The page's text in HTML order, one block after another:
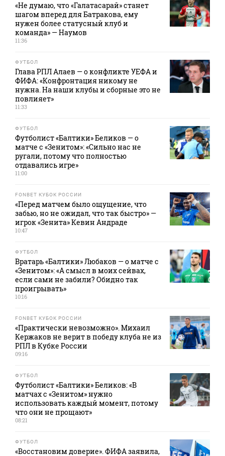
«Не думаю, что «Галатасарай» станет
шагом вперед для Батракова, ему
нужен более статусный клуб и
команда» — Наумов
11:36
ФУТБОЛ
Глава РПЛ Алаев — о конфликте УЕФА и
ФИФА: «Конфронтация никому не
нужна. На наши клубы и сборные это не
повлияет»
11:33
ФУТБОЛ
Футболист «Балтики» Беликов — о
матче с «Зенитом»: «Сильно нас не
ругали, потому что полностью
отдавались игре»
11:00
FONBET КУБОК РОССИИ
«Перед матчем было ощущение, что
забью, но не ожидал, что так быстро» —
игрок «Зенита» Кевин Андраде
10:47
ФУТБОЛ
Вратарь «Балтики» Любаков — о матче с
«Зенитом»: «А смысл в моих сейвах,
если сами не забили? Обидно так
проигрывать»
10:16
FONBET КУБОК РОССИИ
«Практически невозможно». Михаил
Кержаков не верит в победу клуба не из
РПЛ в Кубке России
09:16
ФУТБОЛ
Футболист «Балтики» Беликов: «В
матчах с «Зенитом» нужно
использовать каждый момент, потому
что они не прощают»
08:21
ФУТБОЛ
«Восстановим доверие». ФИФА заявила,